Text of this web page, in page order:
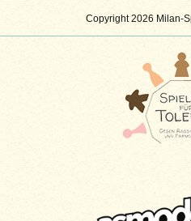
Copyright 2026 Milan-